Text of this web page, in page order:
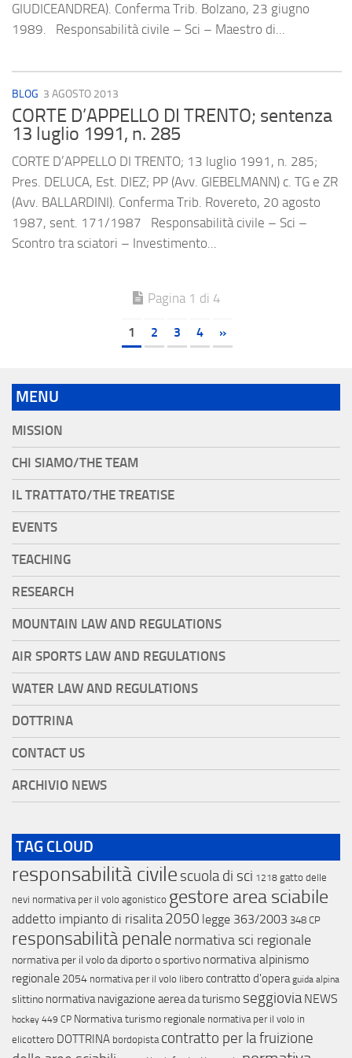
GIUDICEANDREA). Conferma Trib. Bolzano, 23 giugno
1989. Responsabilità civile – Sci – Maestro di...
BLOG 3 AGOSTO 2013
CORTE D’APPELLO DI TRENTO; sentenza
13 luglio 1991, n. 285
CORTE D’APPELLO DI TRENTO; 13 luglio 1991, n. 285;
Pres. DELUCA, Est. DIEZ; PP (Avv. GIEBELMANN) c. TG e ZR
(Avv. BALLARDINI). Conferma Trib. Rovereto, 20 agosto
1987, sent. 171/1987 Responsabilità civile – Sci –
Scontro tra sciatori – Investimento...
Pagina 1 di 4
1 2 3 4 »
MENU
MISSION
CHI SIAMO/THE TEAM
IL TRATTATO/THE TREATISE
EVENTS
TEACHING
RESEARCH
MOUNTAIN LAW AND REGULATIONS
AIR SPORTS LAW AND REGULATIONS
WATER LAW AND REGULATIONS
DOTTRINA
CONTACT US
ARCHIVIO NEWS
TAG CLOUD
responsabilità civile scuola di sci 1218 gatto delle
nevi normativa per il volo agonistico gestore area sciabile
addetto impianto di risalita 2050 legge 363/2003 348 CP
responsabilità penale normativa sci regionale
normativa per il volo da diporto o sportivo normativa alpinismo
regionale 2054 normativa per il volo libero contratto d'opera guida alpina
slittino normativa navigazione aerea da turismo seggiovia NEWS
hockey 449 CP Normativa turismo regionale normativa per il volo in
elicottero DOTTRINA bordopista contratto per la fruizione